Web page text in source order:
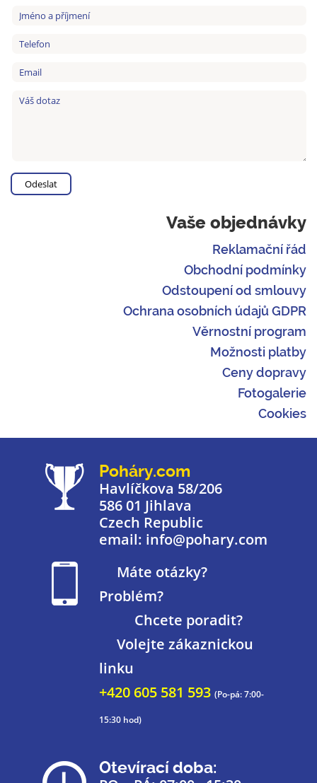
Vaše objednávky
Reklamační řád
Obchodní podmínky
Odstoupení od smlouvy
Ochrana osobních údajů GDPR
Věrnostní program
Možnosti platby
Ceny dopravy
Fotogalerie
Cookies
Poháry.com
Havlíčkova 58/206
586 01 Jihlava
Czech Republic
email: info@pohary.com
Máte otázky?
Problém?
Chcete poradit?
Volejte zákaznickou
linku
+420 605 581 593 (Po-pá: 7:00-
15:30 hod)
Otevírací doba: